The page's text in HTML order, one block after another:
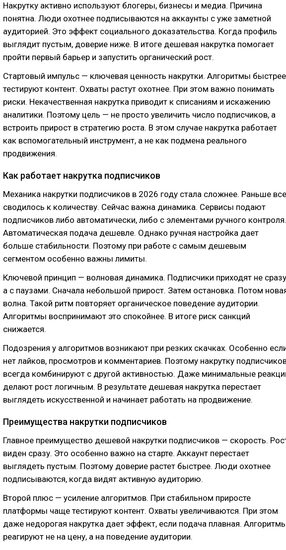
Накрутку активно используют блогеры, бизнесы и медиа. Причина
понятна. Люди охотнее подписываются на аккаунты с уже заметной
аудиторией. Это эффект социального доказательства. Когда профиль
выглядит пустым, доверие ниже. В итоге дешевая накрутка помогает
пройти первый барьер и запустить органический рост.
Стартовый импульс — ключевая ценность накрутки. Алгоритмы быстрее
тестируют контент. Охваты растут охотнее. При этом важно понимать
риски. Некачественная накрутка приводит к списаниям и искажению
аналитики. Поэтому цель — не просто увеличить число подписчиков, а
встроить прирост в стратегию роста. В этом случае накрутка работает
как вспомогательный инструмент, а не как подмена реального
продвижения.
Как работает накрутка подписчиков
Механика накрутки подписчиков в 2026 году стала сложнее. Раньше все
сводилось к количеству. Сейчас важна динамика. Сервисы подают
подписчиков либо автоматически, либо с элементами ручного контроля.
Автоматическая подача дешевле. Однако ручная настройка дает
больше стабильности. Поэтому при работе с самым дешевым
сегментом особенно важны лимиты.
Ключевой принцип — волновая динамика. Подписчики приходят не
а с паузами. Сначала небольшой прирост. Затем остановка. Потом
волна. Такой ритм повторяет органическое поведение аудитории.
Алгоритмы воспринимают это спокойнее. В итоге риск санкций
снижается.
Подозрения у алгоритмов возникают при резких скачках. Особенно
нет лайков, просмотров и комментариев. Поэтому накрутку
всегда комбинируют с другой активностью. Даже минимальные
делают рост логичным. В результате дешевая накрутка перестает
выглядеть искусственной и начинает работать на продвижение.
Преимущества накрутки подписчиков
Главное преимущество дешевой накрутки подписчиков — скорость.
виден сразу. Это особенно важно на старте. Аккаунт перестает
выглядеть пустым. Поэтому доверие растет быстрее. Люди охотнее
подписываются, когда видят активную аудиторию.
Второй плюс — усиление алгоритмов. При стабильном приросте
платформы чаще тестируют контент. Охваты увеличиваются. При этом
даже недорогая накрутка дает эффект, если подача плавная.
реагируют не на цену, а на поведение аудитории.